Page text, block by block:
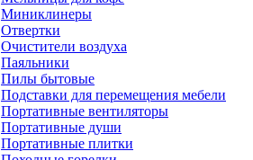
Миниклинеры
Отвертки
Очистители воздуха
Паяльники
Пилы бытовые
Подставки для перемещения мебели
Портативные вентиляторы
Портативные души
Портативные плитки